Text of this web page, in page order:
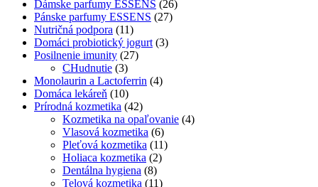
Dámske parfumy ESSENS (26)
Pánske parfumy ESSENS (27)
Nutričná podpora (11)
Domáci probiotický jogurt (3)
Posilnenie imunity (27)
CHudnutie (3)
Monolaurin a Lactoferrin (4)
Domáca lekáreň (10)
Prírodná kozmetika (42)
Kozmetika na opaľovanie (4)
Vlasová kozmetika (6)
Pleťová kozmetika (11)
Holiaca kozmetika (2)
Dentálna hygiena (8)
Telová kozmetika (11)